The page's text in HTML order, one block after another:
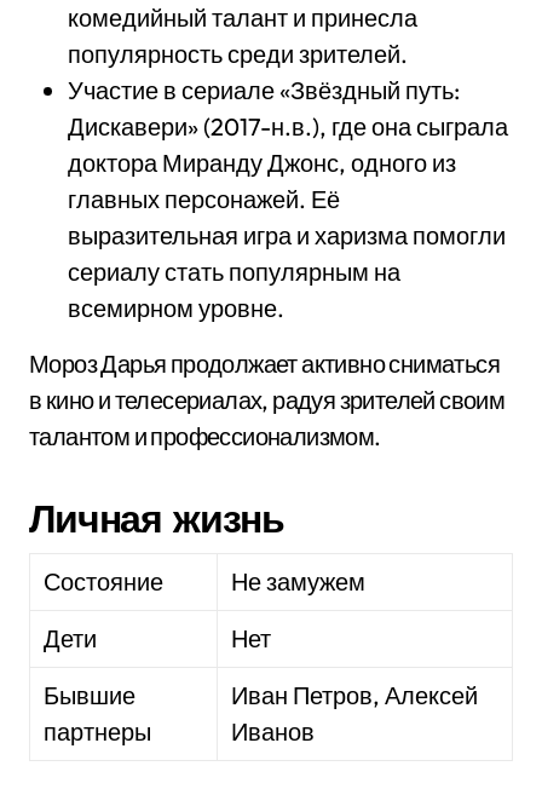
комедийный талант и принесла
популярность среди зрителей.
Участие в сериале «Звёздный путь:
Дискавери» (2017-н.в.), где она сыграла
доктора Миранду Джонс, одного из
главных персонажей. Её
выразительная игра и харизма помогли
сериалу стать популярным на
всемирном уровне.
Мороз Дарья продолжает активно сниматься
в кино и телесериалах, радуя зрителей своим
талантом и профессионализмом.
Личная жизнь
Состояние
Не замужем
Дети
Нет
Бывшие
партнеры
Иван Петров, Алексей
Иванов